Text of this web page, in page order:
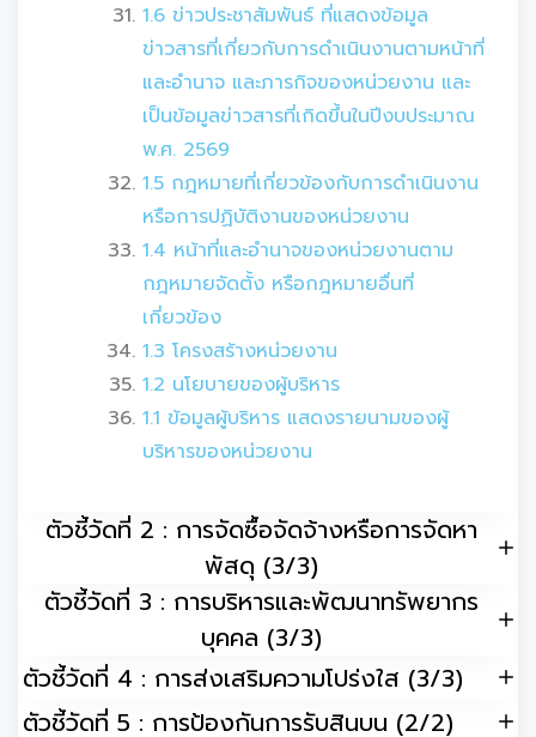
1.6 ข่าวประชาสัมพันธ์ ที่แสดงข้อมูล
ข่าวสารที่เกี่ยวกับการดำเนินงานตามหน้าที่
และอำนาจ และภารกิจของหน่วยงาน และ
เป็นข้อมูลข่าวสารที่เกิดขึ้นในปีงบประมาณ
พ.ศ. 2569
1.5 กฎหมายที่เกี่ยวข้องกับการดำเนินงาน
หรือการปฏิบัติงานของหน่วยงาน
1.4 หน้าที่และอำนาจของหน่วยงานตาม
กฎหมายจัดตั้ง หรือกฎหมายอื่นที่
เกี่ยวข้อง
1.3 โครงสร้างหน่วยงาน
1.2 นโยบายของผู้บริหาร
1.1 ข้อมูลผู้บริหาร แสดงรายนามของผู้
บริหารของหน่วยงาน
ตัวชี้วัดที่ 2 : การจัดซื้อจัดจ้างหรือการจัดหา
พัสดุ (3/3)
ตัวชี้วัดที่ 3 : การบริหารและพัฒนาทรัพยากร
บุคคล (3/3)
ตัวชี้วัดที่ 4 : การส่งเสริมความโปร่งใส (3/3)
ตัวชี้วัดที่ 5 : การป้องกันการรับสินบน (2/2)